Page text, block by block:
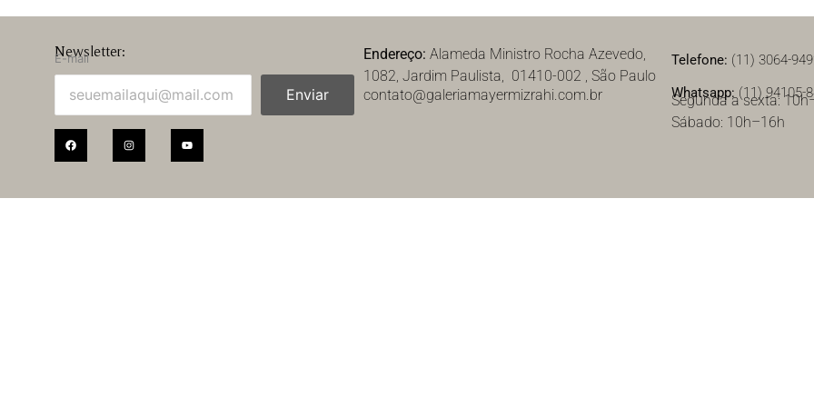
Newsletter:
E-mail
Enviar
Endereço: Alameda Ministro Rocha Azevedo,
1082, Jardim Paulista, 01410-002 , São Paulo
contato@galeriamayermizrahi.com.br
Telefone: (11) 3064-
Whatsapp: (11) 94105-
Segunda a sexta:
Sábado: 10h–16h